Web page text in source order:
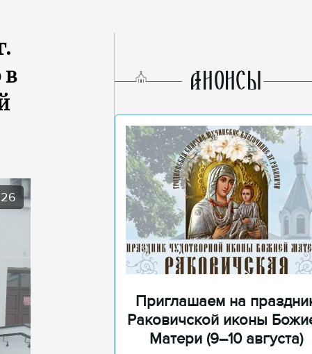
AНОНСЫ
Приглашаем на
Раковичской иконы
Матери (9–10 августа)